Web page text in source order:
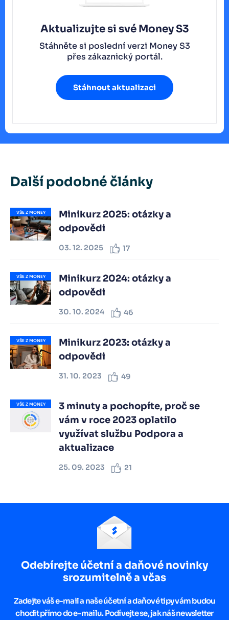
Aktualizujte si své Money S3
Stáhněte si poslední verzi Money S3
přes zákaznický portál.
Stáhnout aktualizaci
Další podobné články
VŠE Z MONEY
Minikurz 2025: otázky a
odpovědi
03. 12. 2025 17
VŠE Z MONEY
Minikurz 2024: otázky a
odpovědi
30. 10. 2024 46
VŠE Z MONEY
Minikurz 2023: otázky a
odpovědi
31. 10. 2023 49
VŠE Z MONEY
3 minuty a pochopíte, proč se
vám v roce 2023 oplatilo
využívat službu Podpora a
aktualizace
25. 09. 2023 21
Odebírejte účetní a daňové novinky
srozumitelně a včas
Zadejte váš e-mail a naše účetní a daňové tipy vám budou
chodit přímo do e-mailu. Podívejte se, jak náš newsletter